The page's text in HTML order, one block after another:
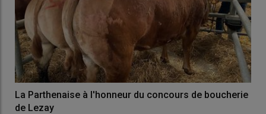
La Parthenaise à l'honneur du concours de boucherie
de Lezay